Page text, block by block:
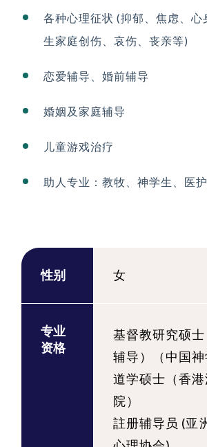
各种心理征状 (抑郁、焦虑、
生家庭创伤、哀伤、丧亲等)
恋爱辅导、婚前辅导
婚姻及家庭辅导
儿童游戏治疗
助人专业：教牧、神学生、医
性别 女
专业
资格
基督教研究硕
辅导）（中国神
道学硕士（香
院）
註册辅导员 (亚